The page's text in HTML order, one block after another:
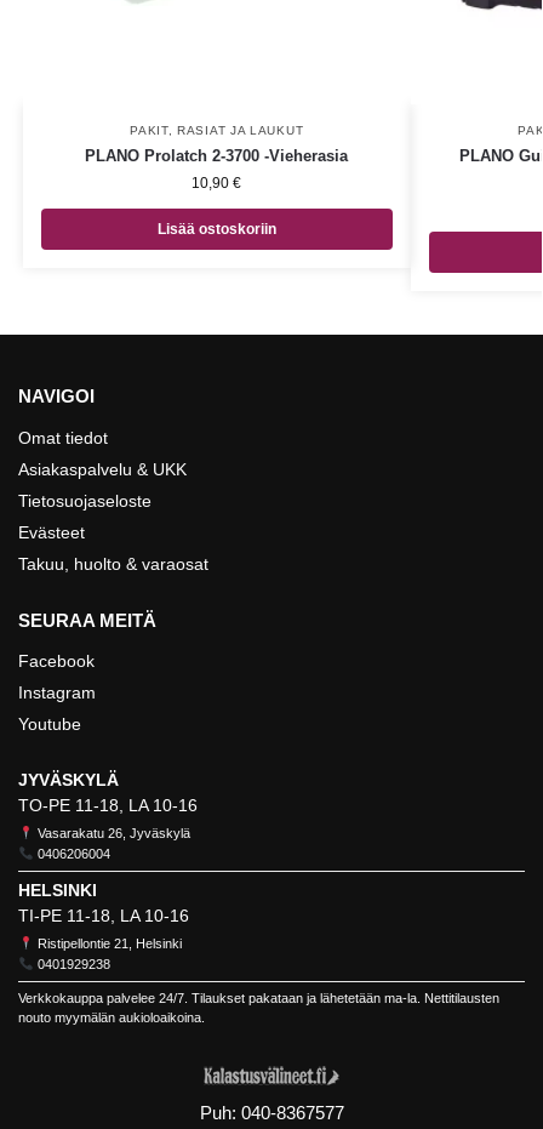
PAKIT, RASIAT JA LAUKUT
PLANO Prolatch 2-3700 -Vieherasia
10,90€
Lisää ostoskoriin
PLANO
NAVIGOI
Omat tiedot
Asiakaspalvelu & UKK
Tietosuojaseloste
Evästeet
Takuu, huolto & varaosat
SEURAA MEITÄ
Facebook
Instagram
Youtube
JYVÄSKYLÄ
TO-PE 11-18, LA 10-16
Vasarakatu 26, Jyväskylä
0406206004
HELSINKI
TI-PE 11-18, LA 10-16
Ristipellontie 21, Helsinki
0401929238
Verkkokauppa palvelee 24/7. Tilaukset pakataan ja lähetetään ma-la. Nettitilausten
nouto myymälän aukioloaikoina.
Puh: 040-8367577